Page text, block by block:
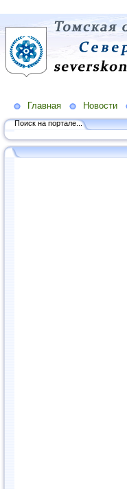
Главная Новости
Поиск на портале...